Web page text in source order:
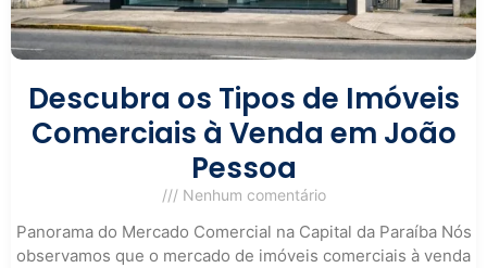
Descubra os Tipos de Imóveis
Comerciais à Venda em João
Pessoa
Nenhum comentário
Panorama do Mercado Comercial na Capital da Paraíba Nós
observamos que o mercado de imóveis comerciais à venda